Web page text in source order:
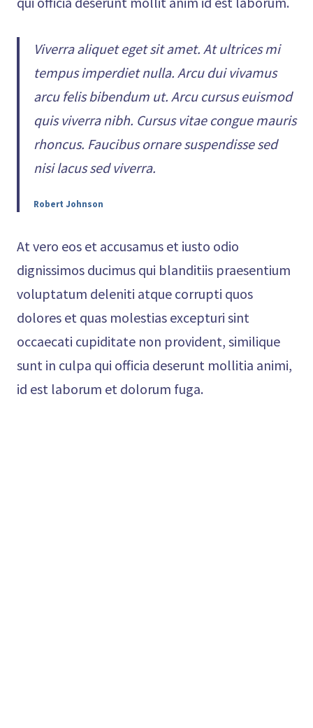
Viverra aliquet eget sit amet. At ultrices mi
tempus imperdiet nulla. Arcu dui vivamus
arcu felis bibendum ut. Arcu cursus euismod
quis viverra nibh. Cursus vitae congue mauris
rhoncus. Faucibus ornare suspendisse sed
nisi lacus sed viverra.
Robert Johnson
At vero eos et accusamus et iusto odio
dignissimos ducimus qui blanditiis praesentium
voluptatum deleniti atque corrupti quos
dolores et quas molestias excepturi sint
occaecati cupiditate non provident, similique
sunt in culpa qui officia deserunt mollitia animi,
id est laborum et dolorum fuga.